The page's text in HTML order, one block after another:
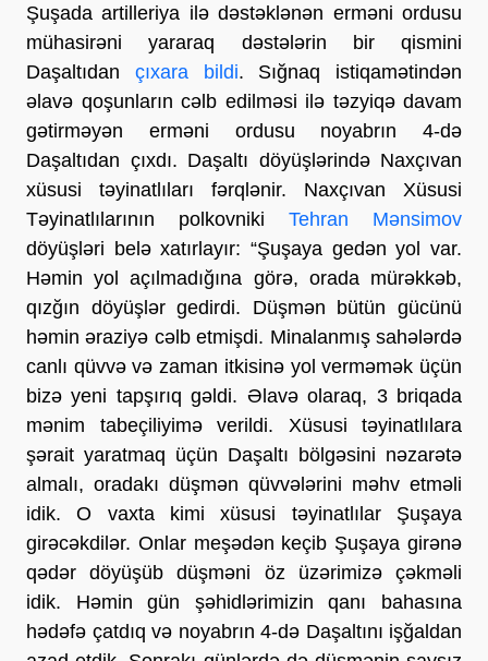
Şuşada artilleriya ilə dəstəklənən erməni ordusu
mühasirəni yararaq dəstələrin bir qismini
Daşaltıdan çıxara bildi. Sığnaq istiqamətindən
əlavə qoşunların cəlb edilməsi ilə təzyiqə davam
gətirməyən erməni ordusu noyabrın 4-də
Daşaltıdan çıxdı. Daşaltı döyüşlərində Naxçıvan
xüsusi təyinatlıları fərqlənir. Naxçıvan Xüsusi
Təyinatlılarının polkovniki Tehran Mənsimov
döyüşləri belə xatırlayır: “Şuşaya gedən yol var.
Həmin yol açılmadığına görə, orada mürəkkəb,
qızğın döyüşlər gedirdi. Düşmən bütün gücünü
həmin əraziyə cəlb etmişdi. Minalanmış sahələrdə
canlı qüvvə və zaman itkisinə yol verməmək üçün
bizə yeni tapşırıq gəldi. Əlavə olaraq, 3 briqada
mənim tabeçiliyimə verildi. Xüsusi təyinatlılara
şərait yaratmaq üçün Daşaltı bölgəsini nəzarətə
almalı, oradakı düşmən qüvvələrini məhv etməli
idik. O vaxta kimi xüsusi təyinatlılar Şuşaya
girəcəkdilər. Onlar meşədən keçib Şuşaya girənə
qədər döyüşüb düşməni öz üzərimizə çəkməli
idik. Həmin gün şəhidlərimizin qanı bahasına
hədəfə çatdıq və noyabrın 4-də Daşaltını işğaldan